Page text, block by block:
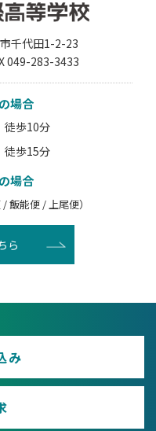
千代田1-2-23
049-283-3433
場合
徒歩10分
徒歩15分
場合
/ 飯能便 / 上尾便）
ら
み